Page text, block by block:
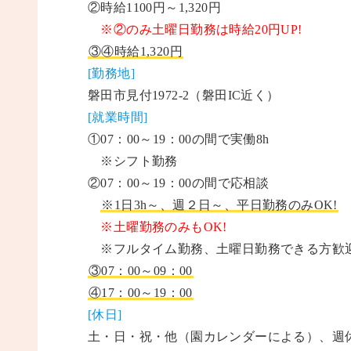
②時給1100円～1,320円
※②のみ土曜日勤務は時給20円UP!
③④時給1,320円
[勤務地]
磐田市見付1972-2（磐田IC近く）
[就業時間]
①07：00～19：00の間で実働8h
※シフト勤務
②07：00～19：00の間で応相談
※1日3h～、週２日～、平日勤務のみOK!
※土曜勤務のみもOK!
※フルタイム勤務、土曜日勤務できる方歓
③07：00～09：00
④17：00～19：00
[休日]
土・日・祝・他（園カレンダーによる）、週